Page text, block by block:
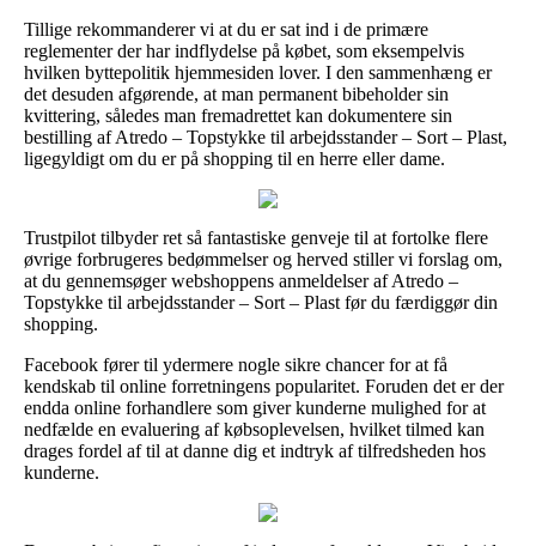
Tillige rekommanderer vi at du er sat ind i de primære
reglementer der har indflydelse på købet, som eksempelvis
hvilken byttepolitik hjemmesiden lover. I den sammenhæng er
det desuden afgørende, at man permanent bibeholder sin
kvittering, således man fremadrettet kan dokumentere sin
bestilling af Atredo – Topstykke til arbejdsstander – Sort – Plast,
ligegyldigt om du er på shopping til en herre eller dame.
Trustpilot tilbyder ret så fantastiske genveje til at fortolke flere
øvrige forbrugeres bedømmelser og herved stiller vi forslag om,
at du gennemsøger webshoppens anmeldelser af Atredo –
Topstykke til arbejdsstander – Sort – Plast før du færdiggør din
shopping.
Facebook fører til ydermere nogle sikre chancer for at få
kendskab til online forretningens popularitet. Foruden det er der
endda online forhandlere som giver kunderne mulighed for at
nedfælde en evaluering af købsoplevelsen, hvilket tilmed kan
drages fordel af til at danne dig et indtryk af tilfredsheden hos
kunderne.